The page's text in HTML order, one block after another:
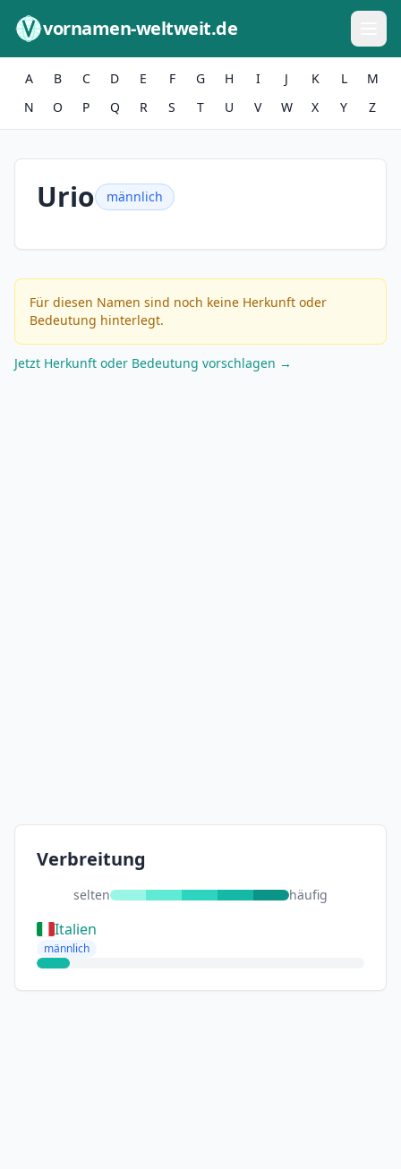
vornamen-weltweit.de
A B C D E F G H I J K L
M
N
O P Q R S T U V W X Y Z
Urio männlich
Für diesen Namen sind noch keine Herkunft oder
Bedeutung hinterlegt.
Jetzt Herkunft oder Bedeutung vorschlagen →
Verbreitung
selten häufig
Italien
männlich